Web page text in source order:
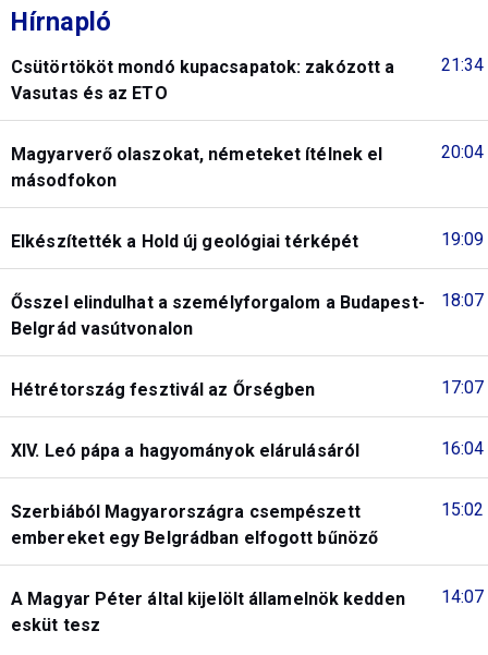
Hírnapló
21:34
Csütörtököt mondó kupacsapatok: zakózott a
Vasutas és az ETO
20:04
Magyarverő olaszokat, németeket ítélnek el
másodfokon
19:09
Elkészítették a Hold új geológiai térképét
18:07
Ősszel elindulhat a személyforgalom a Budapest-
Belgrád vasútvonalon
17:07
Hétrétország fesztivál az Őrségben
16:04
XIV. Leó pápa a hagyományok elárulásáról
15:02
Szerbiából Magyarországra csempészett
embereket egy Belgrádban elfogott bűnöző
14:07
A Magyar Péter által kijelölt államelnök kedden
esküt tesz